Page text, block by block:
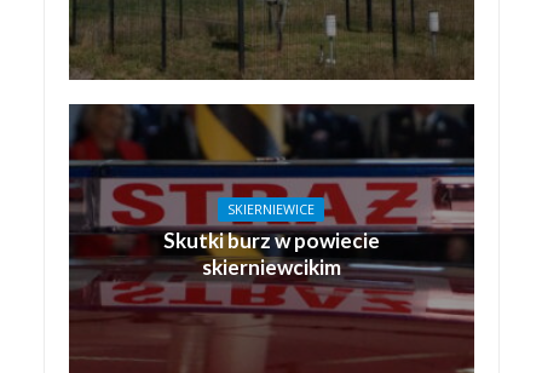
SKIERNIEWICE
Skutki burz w powiecie
skierniewcikim